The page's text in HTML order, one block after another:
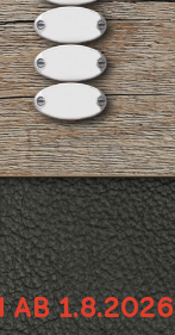
AB 1.8.2026